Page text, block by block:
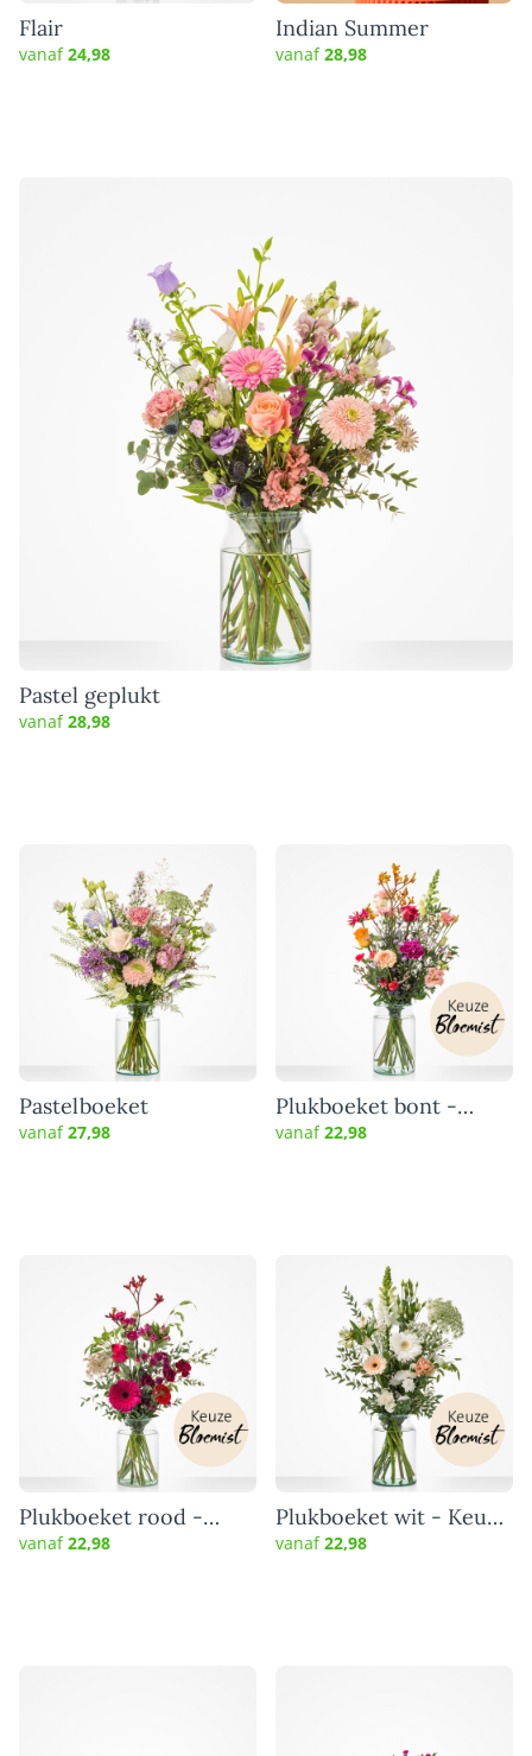
Flair
vanaf24,98
Indian Summer
vanaf28,98
Pastel geplukt
vanaf28,98
Pastelboeket
vanaf27,98
Plukboeket bont -
Keuze bloemist
vanaf22,98
Plukboeket rood -
Keuze bloemist
vanaf22,98
Plukboeket wit - Keuze
bloemist
vanaf22,98